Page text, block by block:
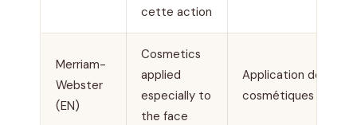
cette action
Merriam-
Webster
(EN)
Cosmetics
applied
especially to
the face
Application de
cosmétiques